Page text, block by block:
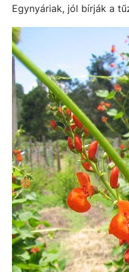
Egynyáriak, jól bírják a